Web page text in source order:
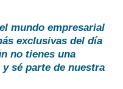
mundo empresarial
exclusivas del día
no tienes una
y sé parte de nuestra